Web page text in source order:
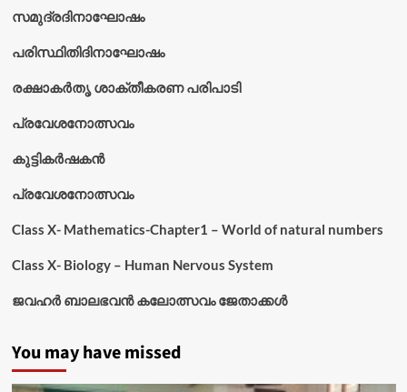
സമുദ്രദിനാഘോഷം
പരിസ്ഥിതിദിനാഘോഷം
രക്ഷാകർതൃ ശാക്തീകരണ പരിപാടി
പ്രവേശനോത്സവം
കുട്ടികര്‍ഷകന്‍
പ്രവേശനോത്സവം
Class X- Mathematics-Chapter1 – World of natural numbers
Class X- Biology – Human Nervous System
ജവഹർ ബാലഭവൻ കലോത്സവം ജേതാക്കൾ
You may have missed